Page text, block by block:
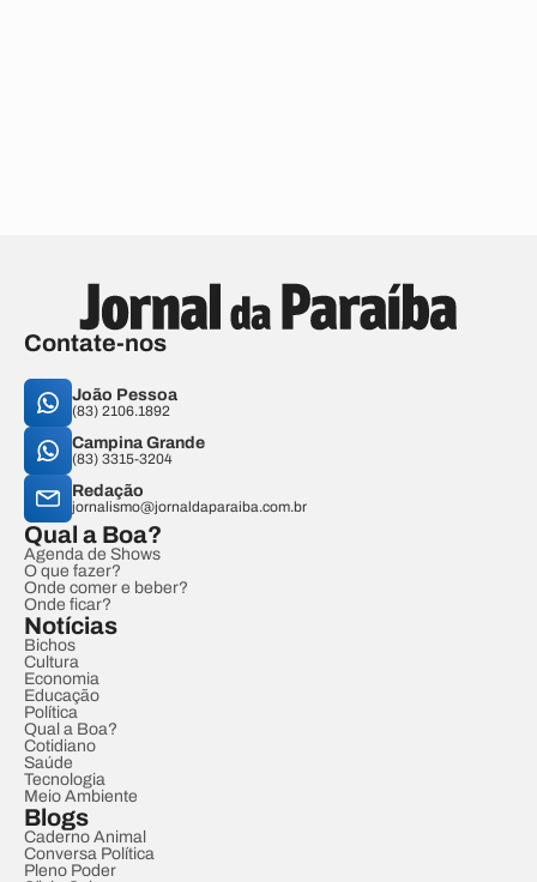
Contate-nos
João Pessoa
(83) 2106.1892
Campina Grande
(83) 3315-3204
Redação
jornalismo@jornaldaparaiba.com.br
Qual a Boa?
Agenda de Shows
O que fazer?
Onde comer e beber?
Onde ficar?
Notícias
Bichos
Cultura
Economia
Educação
Política
Qual a Boa?
Cotidiano
Saúde
Tecnologia
Meio Ambiente
Blogs
Caderno Animal
Conversa Política
Pleno Poder